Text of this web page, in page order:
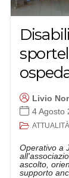
Livio
4 Agosto
ATTUALITÀ
Operativo a
ascolto,
supporto